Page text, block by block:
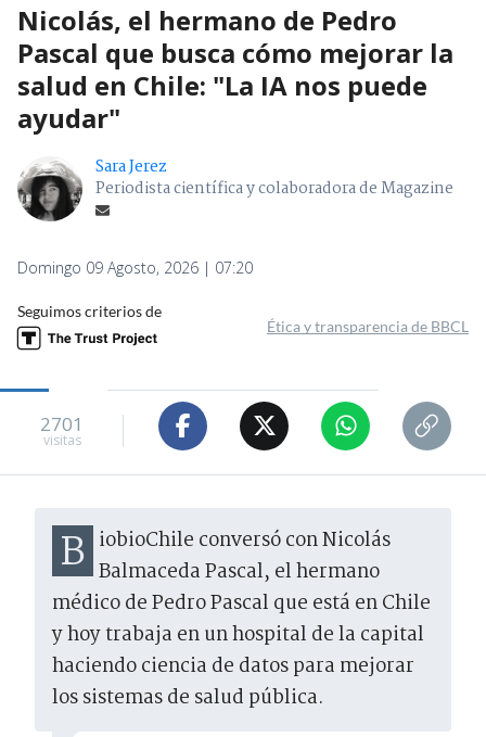
Nicolás, el hermano de Pedro
Pascal que busca cómo mejorar la
salud en Chile: "La IA nos puede
ayudar"
Sara Jerez
Periodista científica y colaboradora de Magazine
Domingo 09 Agosto, 2026 | 07:20
Seguimos criterios de
Ética y transparencia de BBCL
2701
visitas
BiobioChile conversó con Nicolás Balmaceda Pascal, el hermano
médico de Pedro Pascal que está en Chile
y hoy trabaja en un hospital de la capital
haciendo ciencia de datos para mejorar
los sistemas de salud pública.